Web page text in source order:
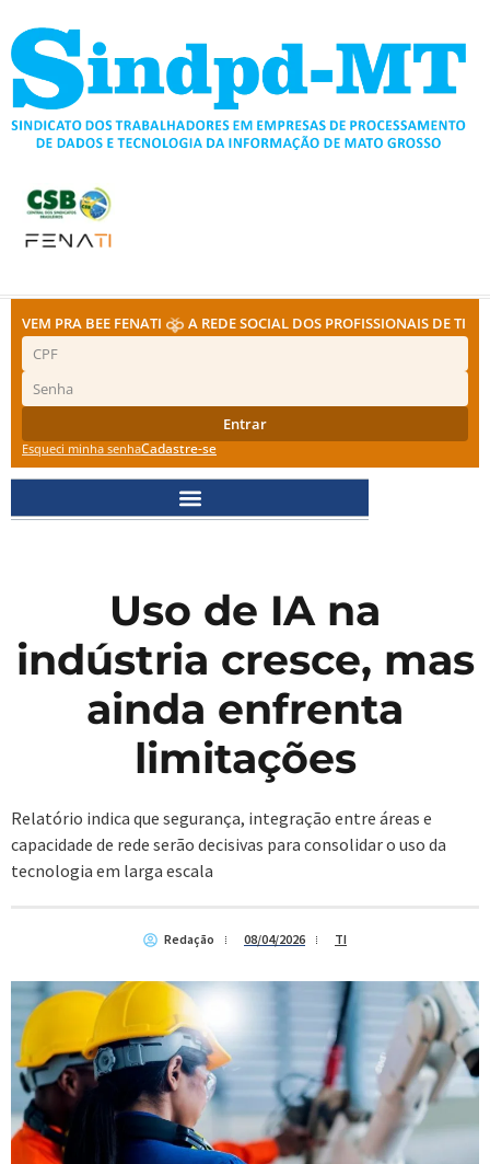
para
conteúdo
VEM PRA BEE FENATI A REDE SOCIAL DOS PROFISSIONAIS DE TI
Entrar
Esqueci minha senhaCadastre-se
Uso de IA na
indústria cresce, mas
ainda enfrenta
limitações
Relatório indica que segurança, integração entre áreas e
capacidade de rede serão decisivas para consolidar o uso da
tecnologia em larga escala
Redação 08/04/2026 TI